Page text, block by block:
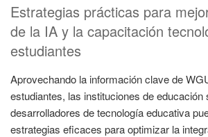
Estrategias prácticas para
de la IA y la capacitación
estudiantes
Aprovechando la información clave de
estudiantes, las instituciones de educación
desarrolladores de tecnología educativa
estrategias eficaces para optimizar la